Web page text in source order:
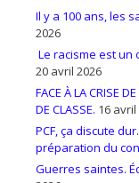
Il y a 100 ans, les
2026
Le racisme est
20 avril 2026
FACE À LA CRISE
DE CLASSE. 16 avril
PCF, ça discute
préparation du
Guerres saintes.